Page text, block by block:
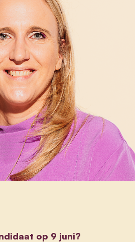
op 9 juni?